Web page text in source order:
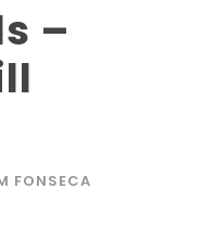
–
FONSECA